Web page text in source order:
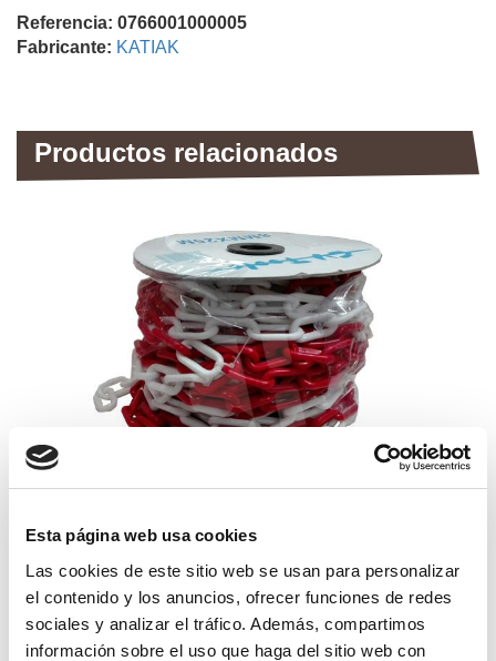
Esta página web usa cookies
Las cookies de este sitio web se usan para personalizar
el contenido y los anuncios, ofrecer funciones de redes
sociales y analizar el tráfico. Además, compartimos
información sobre el uso que haga del sitio web con
Referencia: 0766001000005
Fabricante: KATIAK
Productos relacionados
cadena plastico 8mm roja -blanca ( 25
mt
38,72€ comprar